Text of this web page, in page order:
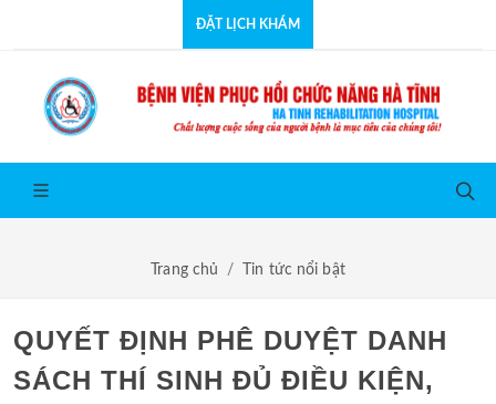
ĐẶT LỊCH KHÁM
Trang chủ Tin tức nổi bật
QUYẾT ĐỊNH PHÊ DUYỆT DANH
SÁCH THÍ SINH ĐỦ ĐIỀU KIỆN,